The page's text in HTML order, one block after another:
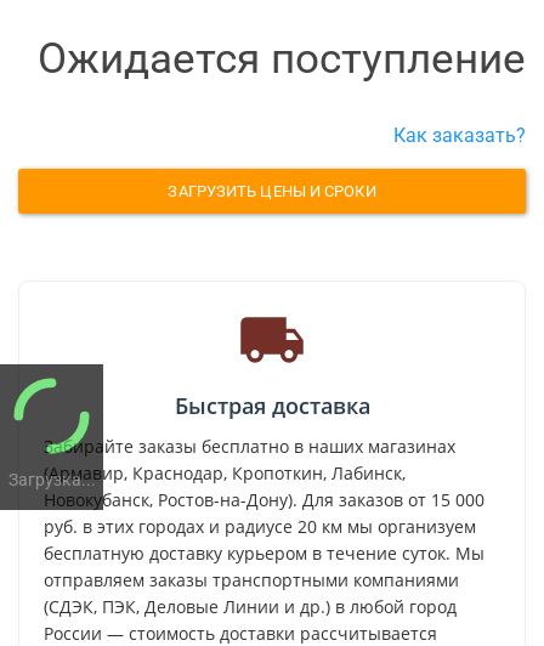
Загрузка...
Ожидается поступление
Как заказать?
ЗАГРУЗИТЬ ЦЕНЫ И СРОКИ
Быстрая доставка
Забирайте заказы бесплатно в наших магазинах
(Армавир, Краснодар, Кропоткин, Лабинск,
Новокубанск, Ростов-на-Дону). Для заказов от 15 000
руб. в этих городах и радиусе 20 км мы организуем
бесплатную доставку курьером в течение суток. Мы
отправляем заказы транспортными компаниями
(СДЭК, ПЭК, Деловые Линии и др.) в любой город
России — стоимость доставки рассчитывается